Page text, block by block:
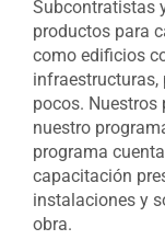
Subcontratistas
productos para
como edificios
infraestructuras,
pocos. Nuestros
nuestro
programa
capacitación
instalaciones y
obra.